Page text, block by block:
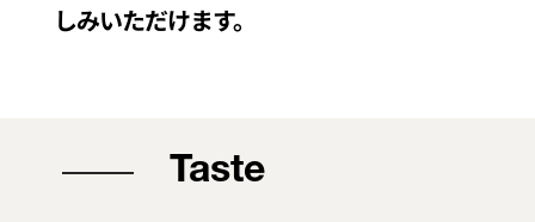
しみいただけます。
Taste